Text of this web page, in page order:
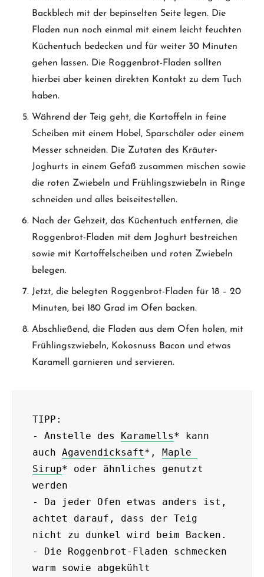
Backblech mit der bepinselten Seite legen. Die
Fladen nun noch einmal mit einem leicht feuchten
Küchentuch bedecken und für weiter 30 Minuten
gehen lassen. Die Roggenbrot-Fladen sollten
hierbei aber keinen direkten Kontakt zu dem Tuch
haben.
Während der Teig geht, die Kartoffeln in feine
Scheiben mit einem Hobel, Sparschäler oder einem
Messer schneiden. Die Zutaten des Kräuter-
Joghurts in einem Gefäß zusammen mischen sowie
die roten Zwiebeln und Frühlingszwiebeln in Ringe
schneiden und alles beiseitestellen.
Nach der Gehzeit, das Küchentuch entfernen, die
Roggenbrot-Fladen mit dem Joghurt bestreichen
sowie mit Kartoffelscheiben und roten Zwiebeln
belegen.
Jetzt, die belegten Roggenbrot-Fladen für 18 – 20
Minuten, bei 180 Grad im Ofen backen.
Abschließend, die Fladen aus dem Ofen holen, mit
Frühlingszwiebeln, Kokosnuss Bacon und etwas
Karamell garnieren und servieren.
TIPP:
- Anstelle des
Karamells* kann
auch Agavendicksaft*,
Maple
Sirup* oder ähnliches genutzt
werden
- Da jeder Ofen etwas anders ist,
achtet darauf, dass der Teig
nicht zu dunkel wird beim Backen.
- Die Roggenbrot-Fladen schmecken
warm sowie abgekühlt